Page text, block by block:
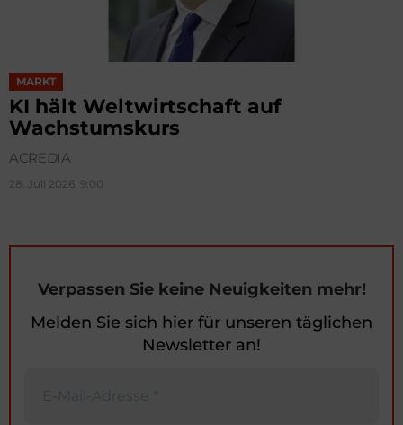
MARKT
KI hält Weltwirtschaft auf
Wachstumskurs
ACREDIA
28. Juli 2026, 9:00
Verpassen Sie keine Neuigkeiten mehr!
Melden Sie sich hier für unseren täglichen
Newsletter an!